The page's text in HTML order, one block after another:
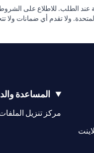
الطلب. للاطلاع على الشروط
ولا تقدم أي ضمانات
المساعدة
مركز تنزيل